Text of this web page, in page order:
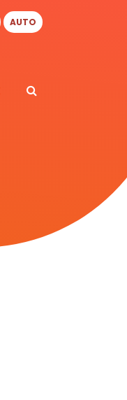
AUTO